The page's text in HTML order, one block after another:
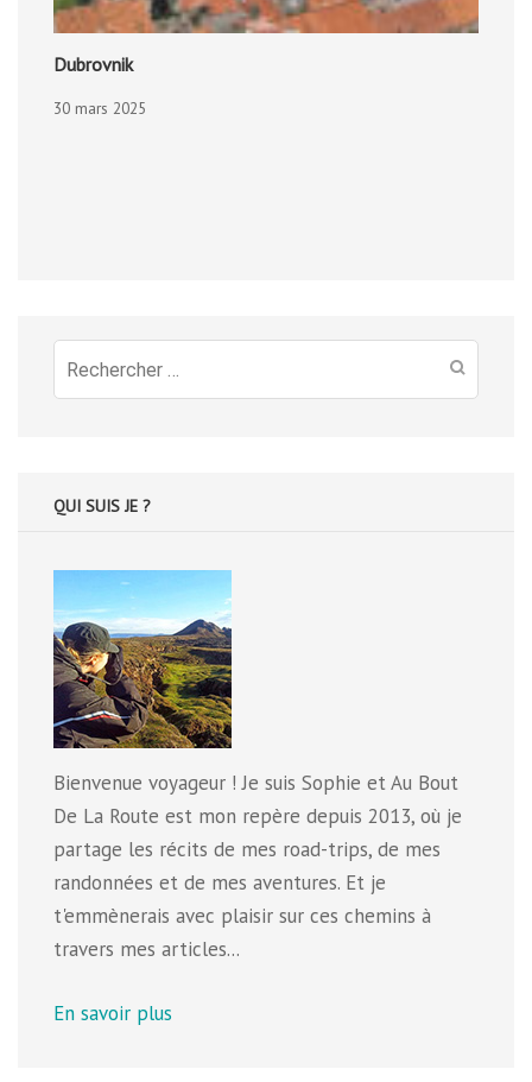
Dubrovnik
30 mars 2025
Recherche
pour
QUI SUIS JE ?
Bienvenue voyageur ! Je suis Sophie et Au Bout
De La Route est mon repère depuis 2013, où je
partage les récits de mes road-trips, de mes
randonnées et de mes aventures. Et je
t'emmènerais avec plaisir sur ces chemins à
travers mes articles...
En savoir plus